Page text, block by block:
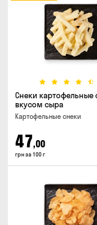
Снеки картофельные
вкусом сыра
Картофельные снеки
47,00
грн за 100 г